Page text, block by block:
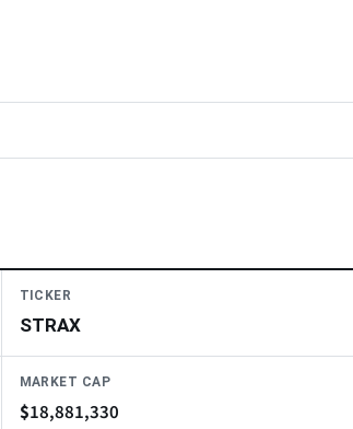
TICKER
STRAX
MARKET CAP
$18,881,330